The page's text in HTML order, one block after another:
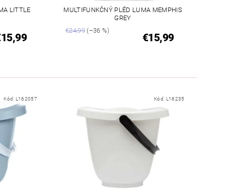
LITTLE
MULTIFUNKČNÝ PLÉD LUMA MEMPHIS
GREY
€24,99 (–36 %)
€15,99
Kód: L162057 Kód: L16235